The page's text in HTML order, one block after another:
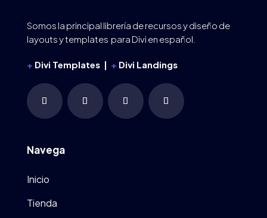
Somos la principal librería de recursos y diseño de
layouts y templates para Divi en español.
+ Divi Templates | + Divi Landings
Navega
Inicio
Tienda